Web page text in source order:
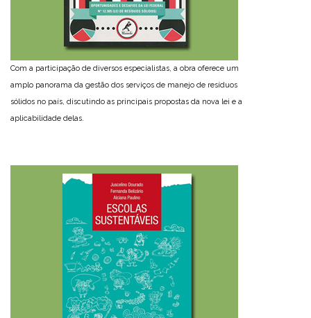
Com a participação de diversos especialistas, a obra oferece um
amplo panorama da gestão dos serviços de manejo de resíduos
sólidos no país, discutindo as principais propostas da nova lei e a
aplicabilidade delas.